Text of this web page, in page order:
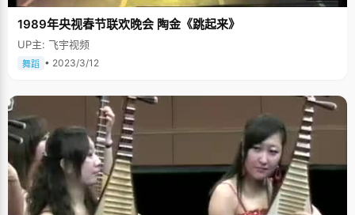
1989年央视春节联欢晚会 陶金《跳起来》
UP主: 飞宇视频
舞蹈 • 2023/3/12